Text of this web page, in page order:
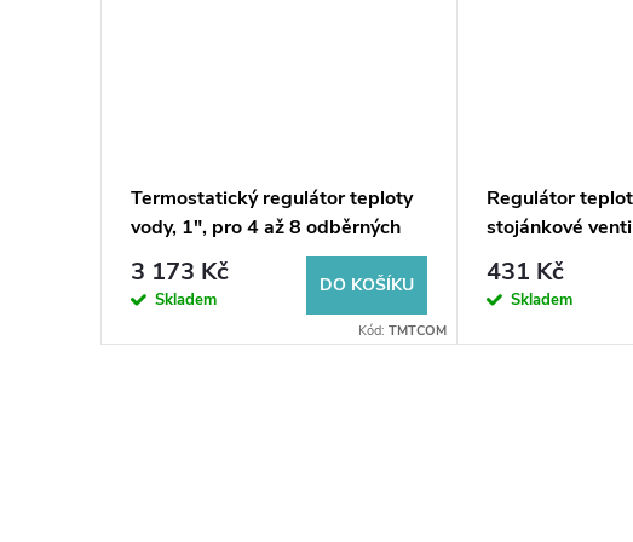
Termostatický regulátor teploty
vody, 1", pro 4 až 8 odběrných
míst, chrom
3 173 Kč
Skladem
DO KOŠÍKU
Kód: TMTCOM
Regulátor
stojánkové
431 Kč
Skladem